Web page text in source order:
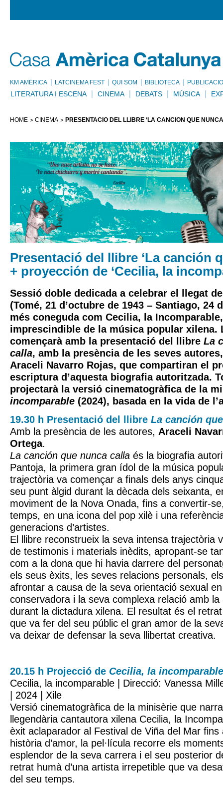
KM AMÈRICA LATCINEMA FEST QUI SOM BIBLIOTECA
LITERATURA I ESCENA CINEMA DEBATS MÚSICA
HOME CINEMA PRESENTACIÓ DEL LLIBRE ‘LA CANCIÓN QUE
Presentació del llibre ‘La canción
+ proyección de ‘Cecilia, la
Sessió doble dedicada a celebrar el llegat
(Tomé, 21 d’octubre de 1943 – Santiago, 24
més coneguda com Cecilia, la
imprescindible de la música popular xilena.
començarà amb la presentació del llibre La
calla, amb la presència de les seves
Araceli Navarro Rojas, que compartiran el
escriptura d’aquesta biografia autoritzada.
projectarà la versió cinematogràfica de la
incomparable (2024), basada en la vida de
19.30 h Presentació del llibre La canción
Amb la presència de les autores, Araceli
Ortega.
La canción que nunca calla és la biografia
Pantoja, la primera gran ídol de la música
trajectòria va començar a finals dels anys
seu punt àlgid durant la dècada dels seixanta,
moviment de la Nova Onada, fins a convertir-
temps, en una icona del pop xilè i una
generacions d’artistes.
El llibre reconstrueix la seva intensa trajectòria
de testimonis i materials inèdits, apropant-se
com a la dona que hi havia darrere del
els seus èxits, les seves relacions personals,
afrontar a causa de la seva orientació sexual
conservadora i la seva complexa relació amb
durant la dictadura xilena. El resultat és el
que va fer del seu públic el gran amor de la
va deixar de defensar la seva llibertat creativa.
20.15 h Projecció de Cecilia, la incomparable
Cecilia, la incomparable | Direcció: Vanessa
| 2024 | Xile
Versió cinematogràfica de la minisèrie que
llegendària cantautora xilena Cecilia, la
èxit aclaparador al Festival de Viña del Mar fins
història d’amor, la pel·lícula recorre els
esplendor de la seva carrera i el seu posterior
retrat humà d’una artista irrepetible que va
del seu temps.